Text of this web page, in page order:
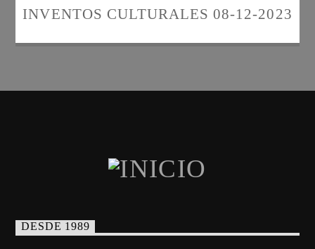
INVENTOS CULTURALES 08-12-2023
DESDE 1989